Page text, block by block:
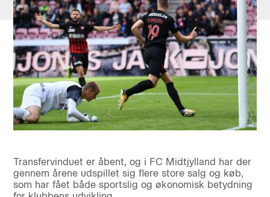
Transfervinduet er åbent, og i FC Midtjylland har der
gennem årene udspillet sig flere store salg og køb,
som har fået både sportslig og økonomisk betydning